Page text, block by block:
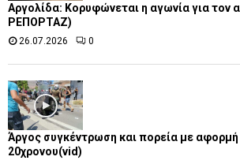
Αργολίδα: Κορυφώνεται η αγωνία για τον
ΡΕΠΟΡΤΑΖ)
26.07.2026 0
Άργος συγκέντρωση και πορεία με
20χρονου(vid)